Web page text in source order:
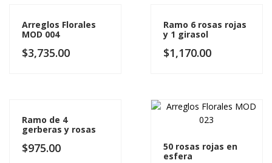
Arreglos Florales
MOD 004
$3,735.00
Ramo 6 rosas rojas
y 1 girasol
$1,170.00
Ramo de 4
gerberas y rosas
$975.00
50 rosas rojas en
esfera